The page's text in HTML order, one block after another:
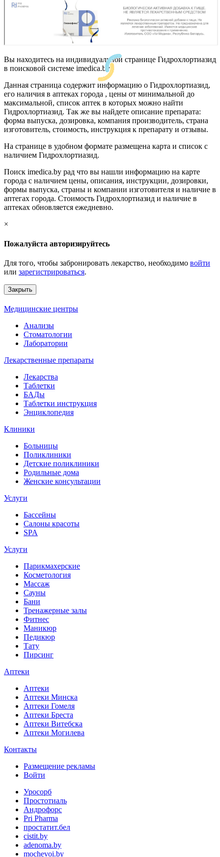
Вы находитесь на индивидуальной странице Гидрохлортиазид
в поисковой системе imedica.by
Данная страница содержит информацию о Гидрохлортиазид,
его наличия в аптеках города , цены от минимальной до
максимальной, список аптек в которых можно найти
Гидрохлортиазид. Так же вы найдете описание препарата:
форма выпуска, дозировка, компания производитель, страна
изготовитель, стоимость, инструкция к препарату и отзывы.
На странице в удобном формате размещена карта и список с
наличием Гидрохлортиазид.
Поиск imedica.by рад что вы нашли информацию на карте
города с наличием цены, описания, инструкции, дозировки,
формы выпуска, страны и компании изготовителя и наличие в
аптегах города. Стоимость Гидрохлортиазид и наличие в
аптеках обновляется ежедневно.
×
Пожалуйста авторизируйтесь
Для того, чтобы забронировать лекарство, необходимо войти
или зарегистрироваться.
Закрыть
Медицинские центры
Анализы
Стоматологии
Лаборатории
Лекарственные препараты
Лекарства
Таблетки
БАДы
Таблетки инструкция
Энциклопедия
Клиники
Больницы
Поликлиники
Детские поликлиники
Родильные дома
Женские консультации
Услуги
Бассейны
Салоны красоты
SPA
Услуги
Парикмахерские
Косметология
Массаж
Сауны
Бани
Тренажерные залы
Фитнес
Маникюр
Педикюр
Тату
Пирсинг
Аптеки
Аптеки
Аптеки Минска
Аптеки Гомеля
Аптеки Бреста
Аптеки Витебска
Аптеки Могилева
Контакты
Размещение рекламы
Войти
Уросорб
Простотиаль
Андрофорс
Pri Pharma
простатит.бел
cistit.by
adenoma.by
mochevoi.by